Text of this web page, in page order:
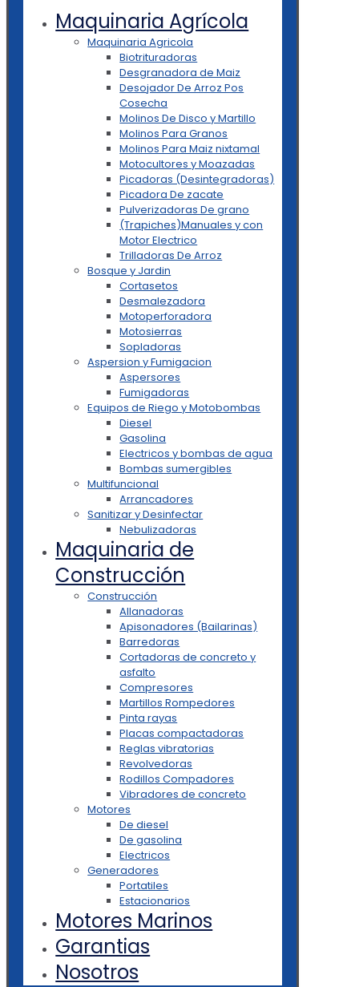
Maquinaria Agrícola
Maquinaria Agricola
Biotrituradoras
Desgranadora de Maiz
Desojador De Arroz Pos
Cosecha
Molinos De Disco y Martillo
Molinos Para Granos
Molinos Para Maiz nixtamal
Motocultores y Moazadas
Picadoras (Desintegradoras)
Picadora De zacate
Pulverizadoras De grano
(Trapiches)Manuales y con
Motor Electrico
Trilladoras De Arroz
Bosque y Jardin
Cortasetos
Desmalezadora
Motoperforadora
Motosierras
Sopladoras
Aspersion y Fumigacion
Aspersores
Fumigadoras
Equipos de Riego y Motobombas
Diesel
Gasolina
Electricos y bombas de agua
Bombas sumergibles
Multifuncional
Arrancadores
Sanitizar y Desinfectar
Nebulizadoras
Maquinaria de
Construcción
Construcción
Allanadoras
Apisonadores (Bailarinas)
Barredoras
Cortadoras de concreto y
asfalto
Compresores
Martillos Rompedores
Pinta rayas
Placas compactadoras
Reglas vibratorias
Revolvedoras
Rodillos Compadores
Vibradores de concreto
Motores
De diesel
De gasolina
Electricos
Generadores
Portatiles
Estacionarios
Motores Marinos
Garantias
Nosotros